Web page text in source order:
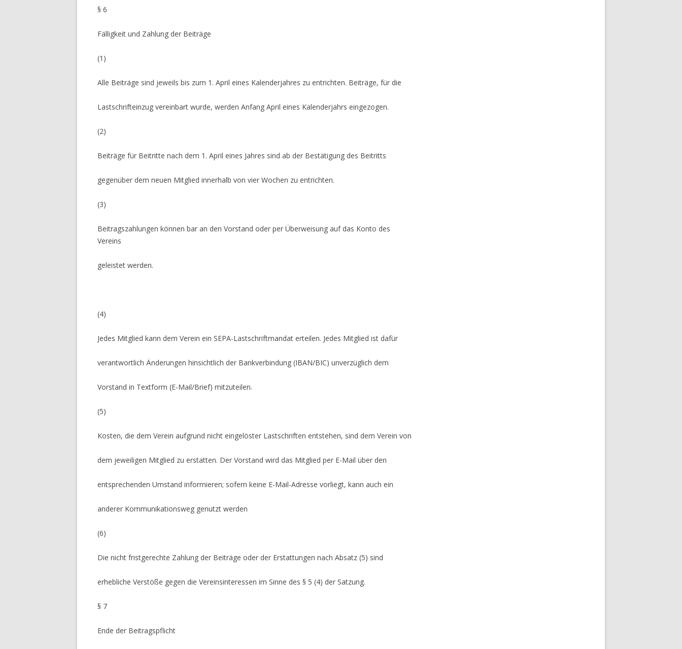
§ 6
Fälligkeit und Zahlung der Beiträge
(1)
Alle Beiträge sind jeweils bis zum 1. April eines Kalenderjahres zu entrichten. Beiträge, für die
Lastschrifteinzug vereinbart wurde, werden Anfang April eines Kalenderjahrs eingezogen.
(2)
Beiträge für Beitritte nach dem 1. April eines Jahres sind ab der Bestätigung des Beitritts
gegenüber dem neuen Mitglied innerhalb von vier Wochen zu entrichten.
(3)
Beitragszahlungen können bar an den Vorstand oder per Überweisung auf das Konto des
Vereins
geleistet werden.
(4)
Jedes Mitglied kann dem Verein ein SEPA-Lastschriftmandat erteilen. Jedes Mitglied ist dafür
verantwortlich Änderungen hinsichtlich der Bankverbindung (IBAN/BIC) unverzüglich dem
Vorstand in Textform (E-Mail/Brief) mitzuteilen.
(5)
Kosten, die dem Verein aufgrund nicht eingelöster Lastschriften entstehen, sind dem Verein von
dem jeweiligen Mitglied zu erstatten. Der Vorstand wird das Mitglied per E-Mail über den
entsprechenden Umstand informieren; sofern keine E-Mail-Adresse vorliegt, kann auch ein
anderer Kommunikationsweg genutzt werden
(6)
Die nicht fristgerechte Zahlung der Beiträge oder der Erstattungen nach Absatz (5) sind
erhebliche Verstöße gegen die Vereinsinteressen im Sinne des § 5 (4) der Satzung.
§ 7
Ende der Beitragspflicht